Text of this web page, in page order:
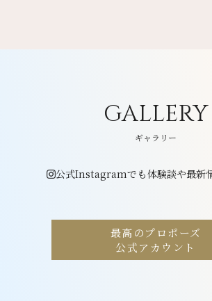
GALLERY
ギャラリー
公式Instagramでも体験談や最新
最高のプロポーズ
公式アカウント